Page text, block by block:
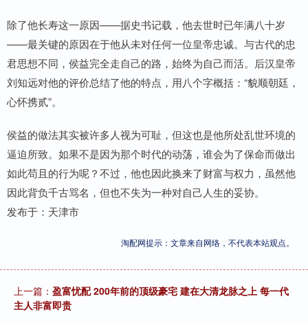
除了他长寿这一原因——据史书记载，他去世时已年满八十岁
——最关键的原因在于他从未对任何一位皇帝忠诚。与古代的忠
君思想不同，侯益完全走自己的路，始终为自己而活。后汉皇帝
刘知远对他的评价总结了他的特点，用八个字概括：“貌顺朝廷，
心怀携贰”。
侯益的做法其实被许多人视为可耻，但这也是他所处乱世环境的
逼迫所致。如果不是因为那个时代的动荡，谁会为了保命而做出
如此苟且的行为呢？不过，他也因此换来了财富与权力，虽然他
因此背负千古骂名，但也不失为一种对自己人生的妥协。
发布于：天津市
淘配网提示：文章来自网络，不代表本站观点。
上一篇： 盈富忧配 200年前的顶级豪宅 建在大清龙脉之上 每一代
主人非富即贵